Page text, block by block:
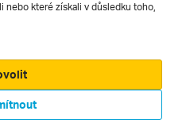
nebo které získali v důsledku toho,